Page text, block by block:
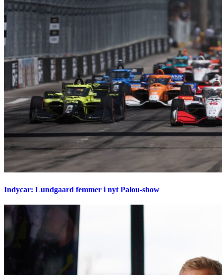
Indycar: Lundgaard femmer i nyt Palou-show